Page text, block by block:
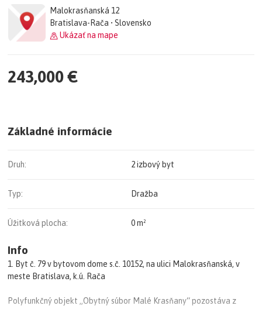
Malokrasňanská 12
Bratislava-Rača • Slovensko
Ukázať na mape
243,000 €
Základné informácie
Druh: 2 izbový byt
Typ: Dražba
Úžitková plocha: 0 m²
Info
1. Byt č. 79 v bytovom dome s.č. 10152, na ulici Malokrasňanská, v
meste Bratislava, k.ú. Rača
Polyfunkčný objekt „Obytný súbor Malé Krasňany“ pozostáva z